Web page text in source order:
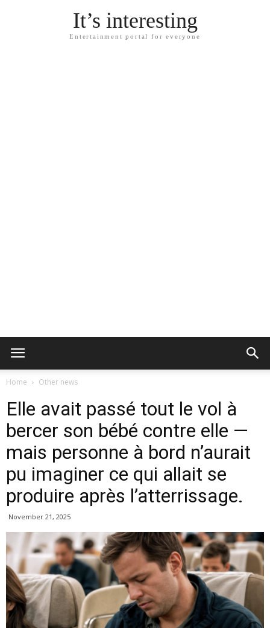
It’s interesting
Entertainment portal for everyone
Home Other news
Elle avait passé tout le vol à
bercer son bébé contre elle —
mais personne à bord n’aurait
pu imaginer ce qui allait se
produire après l’atterrissage.
November 21, 2025